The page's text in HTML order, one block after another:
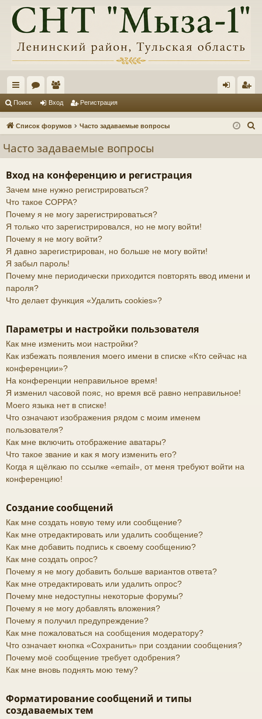
с
ы ум
ол
ьз
ат
ел
и
д ис
Поиск Вход Регистрация
Список форумов Часто задаваемые вопросы
Часто задаваемые вопросы
Вход на конференцию и регистрация
Зачем мне нужно регистрироваться?
Что такое COPPA?
Почему я не могу зарегистрироваться?
Я только что зарегистрировался, но не могу войти!
Почему я не могу войти?
Я давно зарегистрирован, но больше не могу войти!
Я забыл пароль!
Почему мне периодически приходится повторять ввод имени и
пароля?
Что делает функция «Удалить cookies»?
Параметры и настройки пользователя
Как мне изменить мои настройки?
Как избежать появления моего имени в списке «Кто сейчас на
конференции»?
На конференции неправильное время!
Я изменил часовой пояс, но время всё равно неправильное!
Моего языка нет в списке!
Что означают изображения рядом с моим именем
пользователя?
Как мне включить отображение аватары?
Что такое звание и как я могу изменить его?
Когда я щёлкаю по ссылке «email», от меня требуют войти на
конференцию!
Создание сообщений
Как мне создать новую тему или сообщение?
Как мне отредактировать или удалить сообщение?
Как мне добавить подпись к своему сообщению?
Как мне создать опрос?
Почему я не могу добавить больше вариантов ответа?
Как мне отредактировать или удалить опрос?
Почему мне недоступны некоторые форумы?
Почему я не могу добавлять вложения?
Почему я получил предупреждение?
Как мне пожаловаться на сообщения модератору?
Что означает кнопка «Сохранить» при создании сообщения?
Почему моё сообщение требует одобрения?
Как мне вновь поднять мою тему?
Форматирование сообщений и типы
создаваемых тем